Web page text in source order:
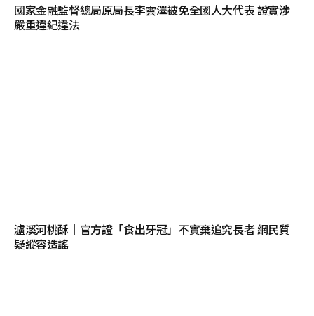
國家金融監督總局原局長李雲澤被免全國人大代表 證實涉
嚴重違紀違法
瀘溪河桃酥｜官方證「食出牙冠」不實棄追究長者 網民質
疑縱容造謠